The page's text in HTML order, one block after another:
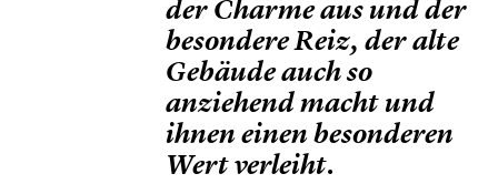
der Charme aus und der
besondere Reiz, der alte
Gebäude auch so
anziehend macht und
ihnen einen besonderen
Wert verleiht.